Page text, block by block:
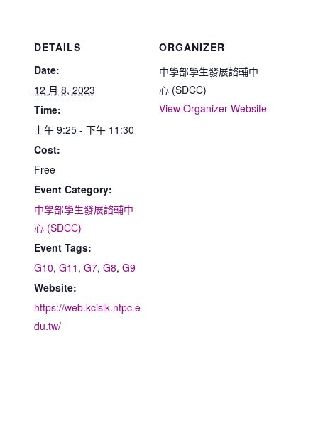
DETAILS
Date:
12 月 8, 2023
Time:
上午 9:25 - 下午 11:30
Cost:
Free
Event Category:
中學部學生發展諮輔中
心 (SDCC)
Event Tags:
G10, G11 , G7, G8, G9
Website:
https://web.kcislk.ntpc.e
du.tw/
ORGANIZER
中學部學生發展諮輔中
心 (SDCC)
View Organizer Website